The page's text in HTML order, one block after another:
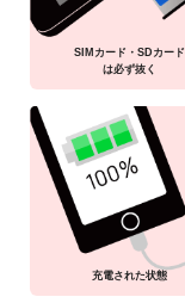
SIMカード・SDカード
は必ず抜く
充電された状態